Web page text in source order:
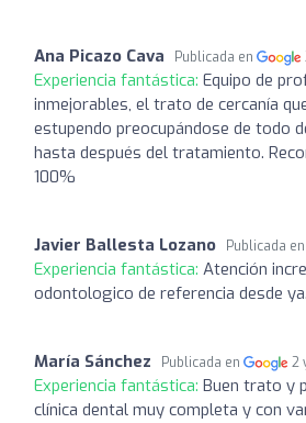
Ana Picazo Cava Publicada en
Experiencia fantástica: Equipo de
inmejorables, el trato de cercanía
estupendo preocupándose de todo
hasta después del tratamiento.
100%
Javier Ballesta Lozano Publicada en
Experiencia fantástica: Atención
odontologico de referencia desde ya.
María Sánchez Publicada en 2
Experiencia fantástica: Buen trato y
clínica dental muy completa y con